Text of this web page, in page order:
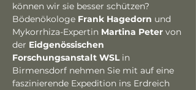
können wir sie besser schützen?
Bödenökologe Frank Hagedorn und
Mykorrhiza-Expertin Martina Peter von
der Eidgenössischen
Forschungsanstalt WSL in
Birmensdorf nehmen Sie mit auf eine
faszinierende Expedition ins Erdreich